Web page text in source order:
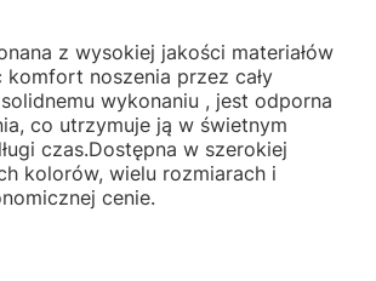
z wysokiej jakości materiałów
noszenia przez cały
wykonaniu , jest odporna
co utrzymuje ją w świetnym
czas.Dostępna w szerokiej
kolorów, wielu rozmiarach i
cenie.